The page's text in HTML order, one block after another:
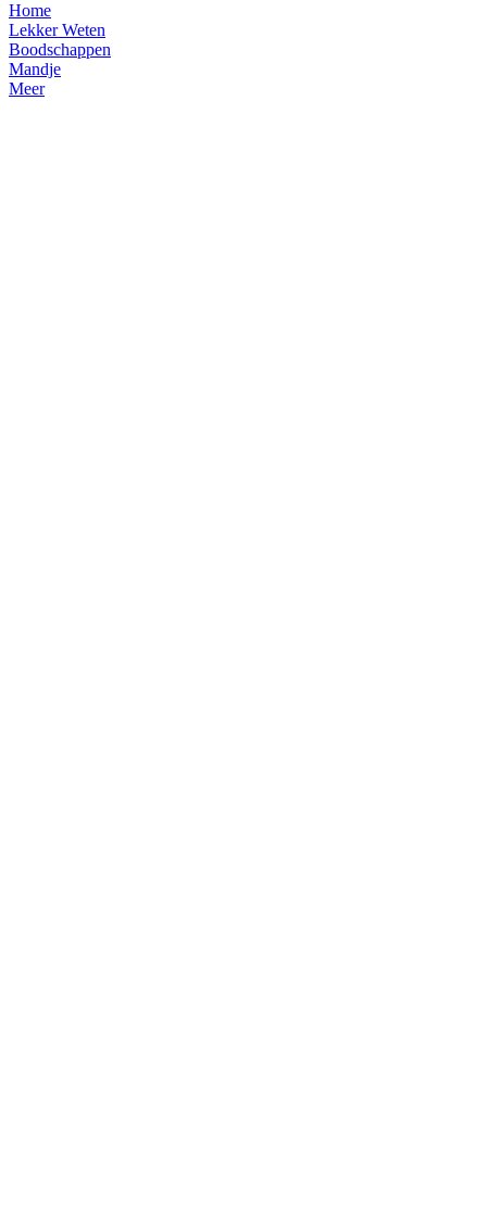
Home
Lekker Weten
Boodschappen
Mandje
Meer